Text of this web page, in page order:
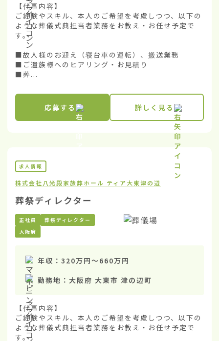
【仕事内容】
ご経験やスキル、本人のご希望を考慮しつつ、以下の
ような葬儀式典担当者業務をお教え・お任せ予定で
す。
■故人様のお迎え（寝台車の運転）、搬送業務
■ご遺族様へのヒアリング・お見積り
■葬...
応募する 詳しく見る
求人情報
株式会社八光殿家族葬ホール ティア大東津の辺
葬祭ディレクター
正社員
葬祭ディレクター
大阪府
年収： 320万円〜660万円
勤務地： 大阪府 大東市 津の辺町
【仕事内容】
ご経験やスキル、本人のご希望を考慮しつつ、以下の
ような葬儀式典担当者業務をお教え・お任せ予定で
す。